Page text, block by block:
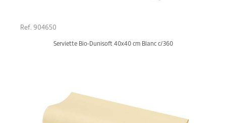
Ref. 904650
Serviette Bio-Dunisoft 40x40 cm Blanc c/360